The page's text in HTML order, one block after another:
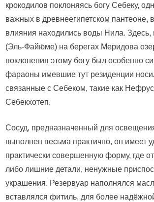
крокодилов поклоняясь богу Себеку,
важных в древнеегипетском пантеоне,
влияния находились воды Нила.
(Эль-Файю́ме) на берегах Меридова
поклонения этому богу был особенно
фараоны имевшие тут резиденции
связанные с Себеком, такие как
Себекхотеп.
Сосуд, предназначенный для
выполнен весьма практично, он имеет
практически совершенную форму, где
либо лишние детали, ненужные
украшения. Резервуар наполнялся
вставлялся фитиль, для более